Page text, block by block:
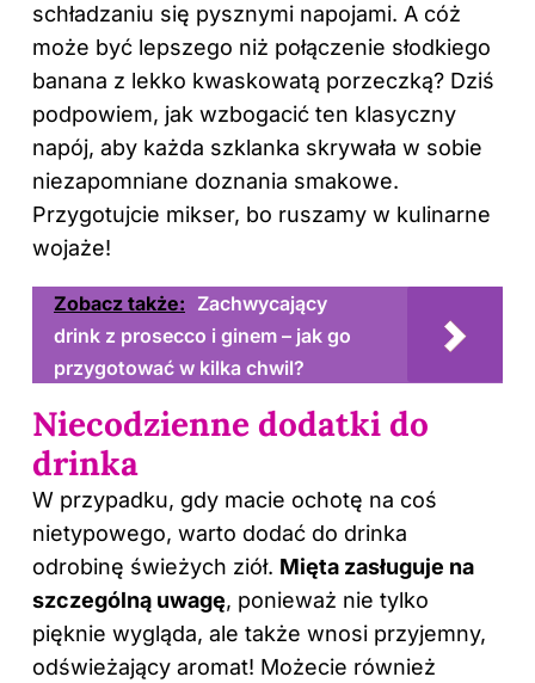
schładzaniu się pysznymi napojami. A cóż
może być lepszego niż połączenie słodkiego
banana z lekko kwaskowatą porzeczką? Dziś
podpowiem, jak wzbogacić ten klasyczny
napój, aby każda szklanka skrywała w sobie
niezapomniane doznania smakowe.
Przygotujcie mikser, bo ruszamy w kulinarne
wojaże!
Zobacz także: Zachwycający
drink z prosecco i ginem – jak go
przygotować w kilka chwil?
Niecodzienne dodatki do
drinka
W przypadku, gdy macie ochotę na coś
nietypowego, warto dodać do drinka
odrobinę świeżych ziół. Mięta zasługuje na
szczególną uwagę, ponieważ nie tylko
pięknie wygląda, ale także wnosi przyjemny,
odświeżający aromat! Możecie również